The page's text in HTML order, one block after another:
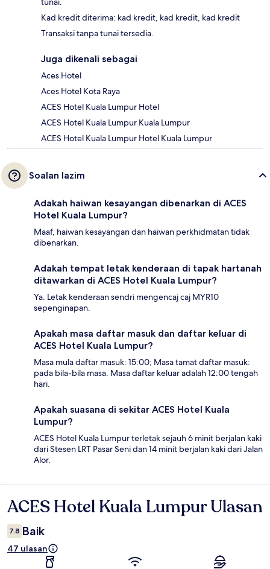
Kad kredit diterima: kad kredit, kad kredit, kad kredit
Transaksi tanpa tunai tersedia.
Juga dikenali sebagai
Aces Hotel
Aces Hotel Kota Raya
ACES Hotel Kuala Lumpur Hotel
ACES Hotel Kuala Lumpur Kuala Lumpur
ACES Hotel Kuala Lumpur Hotel Kuala Lumpur
Soalan lazim
Adakah haiwan kesayangan dibenarkan di ACES
Hotel Kuala Lumpur?
Maaf, haiwan kesayangan dan haiwan perkhidmatan tidak
dibenarkan.
Adakah tempat letak kenderaan di tapak hartanah
ditawarkan di ACES Hotel Kuala Lumpur?
Ya. Letak kenderaan sendri mengencaj caj MYR10
sepenginapan.
Apakah masa daftar masuk dan daftar keluar di
ACES Hotel Kuala Lumpur?
Masa mula daftar masuk: 15:00; Masa tamat daftar masuk:
pada bila-bila masa. Masa daftar keluar adalah 12:00 tengah
hari.
Apakah suasana di sekitar ACES Hotel Kuala
Lumpur?
ACES Hotel Kuala Lumpur terletak sejauh 6 minit berjalan kaki
dari Stesen LRT Pasar Seni dan 14 minit berjalan kaki dari Jalan
Alor.
Ulasan
ACES Hotel Kuala Lumpur Ulasan
7.8 Baik
47 ulasan